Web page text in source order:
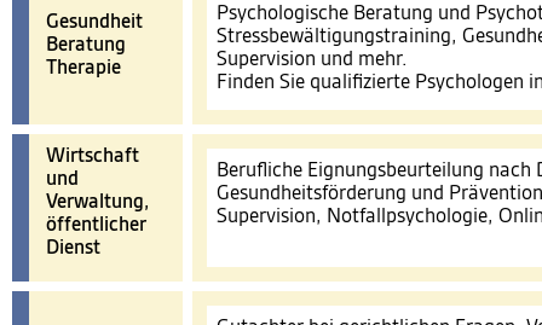
Gesundheit
Beratung
Therapie
Psychologische Beratung und
Stressbewältigungstraining,
Supervision und mehr.
Finden Sie qualifizierte Psychologen
Wirtschaft
und
Verwaltung,
öffentlicher
Dienst
Berufliche Eignungsbeurteilung nach
Gesundheitsförderung und
Supervision, Notfallpsychologie,